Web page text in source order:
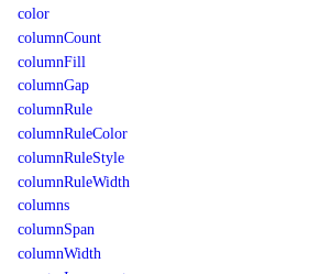
color
columnCount
columnFill
columnGap
columnRule
columnRuleColor
columnRuleStyle
columnRuleWidth
columns
columnSpan
columnWidth